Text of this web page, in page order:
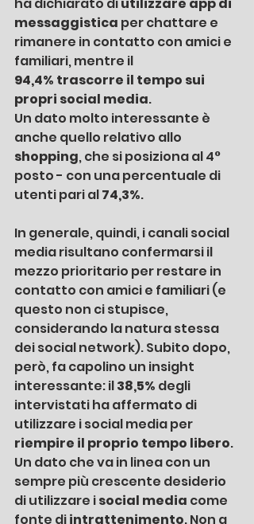
ha dichiarato di utilizzare app di
messaggistica per chattare e
rimanere in contatto con amici e
familiari, mentre il
94,4% trascorre il tempo sui
propri social media.
Un dato molto interessante è
anche quello relativo allo
shopping, che si posiziona al 4°
posto - con una percentuale di
utenti pari al 74,3%.
In generale, quindi, i canali social
media risultano confermarsi il
mezzo prioritario per restare in
contatto con amici e familiari (e
questo non ci stupisce,
considerando la natura stessa
dei social network). Subito dopo,
però, fa capolino un insight
interessante: il 38,5% degli
intervistati ha affermato di
utilizzare i social media per
riempire il proprio tempo libero.
Un dato che va in linea con un
sempre più crescente desiderio
di utilizzare i social media come
fonte di intrattenimento. Non a